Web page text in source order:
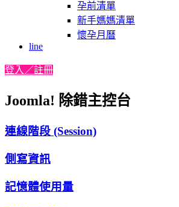
孕前清單
新手媽媽清單
懷孕月曆
line
登入／註冊
Joomla! 除錯主控台
連線階段 (Session)
側寫資訊
記憶體使用量